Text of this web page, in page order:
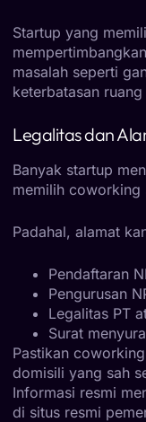
Startup yang
masalah seperti
keterbatasan
Legalitas dan
Banyak startup
memilih coworking
Padahal, alamat
Pendaftaran
Pengurusan
Legalitas PT
Surat
Pastikan
domisili yang sah
Informasi resmi
di situs resmi